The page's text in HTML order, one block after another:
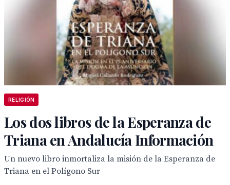
RELIGIÓN
Los dos libros de la Esperanza de
Triana en Andalucía Información
Un nuevo libro inmortaliza la misión de la Esperanza de
Triana en el Polígono Sur